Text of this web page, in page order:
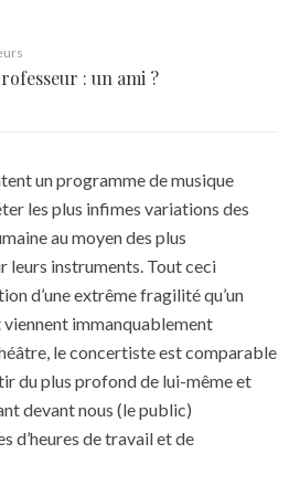
: un ami ?
un programme de musique
les plus infimes variations des
au moyen des plus
leurs instruments. Tout ceci
d’une extrême fragilité qu’un
immanquablement
le concertiste est comparable
du plus profond de lui-même et
devant nous (le public)
d’heures de travail et de